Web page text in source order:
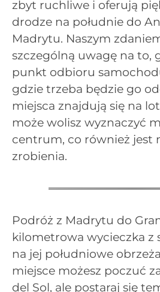
zbyt ruchliwe i oferują
drodze na południe do
Madrytu. Naszym
szczególną uwagę na to,
punkt odbioru
gdzie trzeba będzie go
miejsca znajdują się na
może wolisz wyznaczyć
centrum, co również jest
zrobienia.
Podróż z Madrytu do
kilometrowa wycieczka z
na jej południowe
miejsce możesz poczuć
del Sol, ale postaraj się